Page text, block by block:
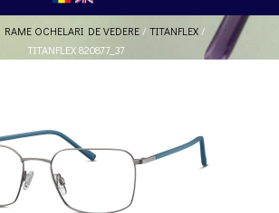
RAME OCHELARI DE VEDERE / TITANFLEX /
TITANFLEX 820877_37